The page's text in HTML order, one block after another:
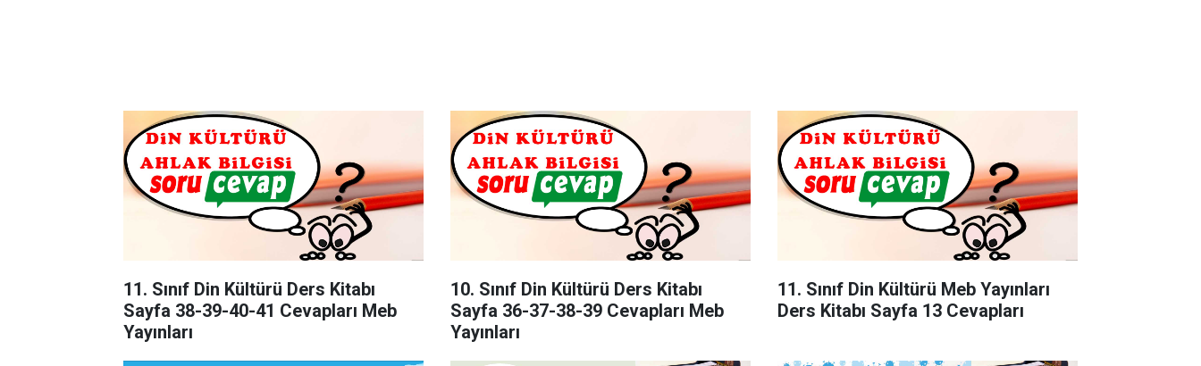
11. Sınıf Din Kültürü Ders Kitabı
Sayfa 38-39-40-41 Cevapları Meb
Yayınları
10. Sınıf Din Kültürü Ders Kitabı
Sayfa 36-37-38-39 Cevapları Meb
Yayınları
11. Sınıf Din Kültürü Meb Yayınları
Ders Kitabı Sayfa 13 Cevapları